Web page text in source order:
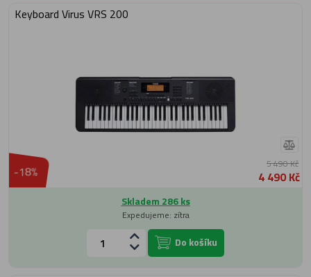
Keyboard Virus VRS 200
-18% 5 490 Kč
4 490 Kč
Skladem 286 ks
Expedujeme: zítra
Do košíku